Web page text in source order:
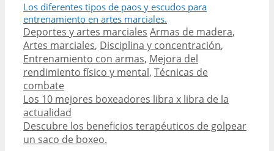
Los diferentes tipos de paos y escudos para
entrenamiento en artes marciales.
Categories
Deportes y artes marciales Tags
Armas de madera,
Artes marciales, Disciplina y concentración,
Entrenamiento con armas, Mejora del
rendimiento físico y mental, Técnicas de
combate
Post
navigation
Los 10 mejores boxeadores libra x libra de la
actualidad
Descubre los beneficios terapéuticos de golpear
un saco de boxeo.